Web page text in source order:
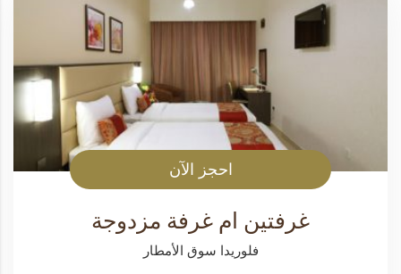
احجز الآن
غرفتين ام غرفة مزدوجة
فلوريدا سوق الأمطار